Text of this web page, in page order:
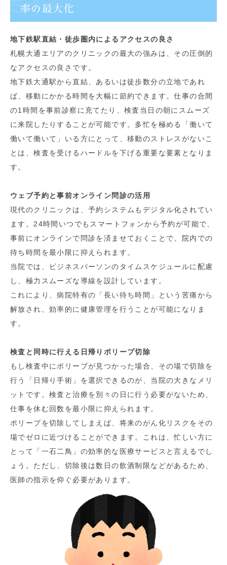
率の最大化
地下鉄駅直結・徒歩圏内によるアクセスの良さ
札幌大通エリアのクリニックの最大の強みは、その圧倒的
なアクセスの良さです。
地下鉄大通駅から直結、あるいは徒歩数分の立地であれ
ば、移動にかかる時間を大幅に節約できます。仕事の合間
の1時間を事前診察に充てたり、検査当日の朝にスムーズ
に来院したりすることが可能です。多忙を極める「働いて
働いて働いて」いる方にとって、移動のストレスがないこ
とは、検査を受けるハードルを下げる重要な要素となりま
す。
ウェブ予約と事前オンライン問診の活用
現代のクリニックは、予約システムもデジタル化されてい
ます。24時間いつでもスマートフォンから予約が可能で、
事前にオンラインで問診を済ませておくことで、院内での
待ち時間を最小限に抑えられます。
当院では、ビジネスパーソンのタイムスケジュールに配慮
し、極力スムーズな導線を設計しています。
これにより、病院特有の「長い待ち時間」という苦痛から
解放され、効率的に健康管理を行うことが可能になりま
す。
検査と同時に行える日帰りポリープ切除
もし検査中にポリープが見つかった場合、その場で切除を
行う「日帰り手術」を選択できるのが、当院の大きなメリ
ットです。検査と治療を別々の日に行う必要がないため、
仕事を休む回数を最小限に抑えられます。
ポリープを切除してしまえば、将来のがん化リスクをその
場でゼロに近づけることができます。これは、忙しい方に
とって「一石二鳥」の効率的な医療サービスと言えるでし
ょう。ただし、切除後は数日の飲酒制限などがあるため、
医師の指示を仰ぐ必要があります。